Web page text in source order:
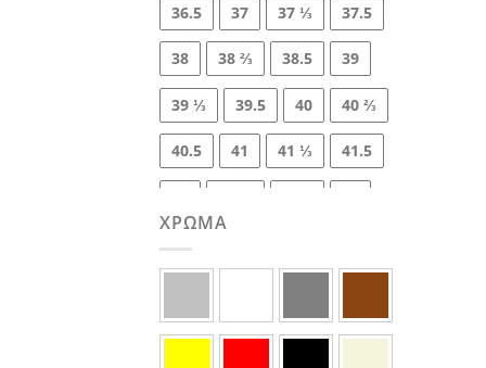
36.5 37 37 ⅓ 37.5
38 38 ⅔ 38.5 39
39 ⅓ 39.5 40 40 ⅔
40.5 41 41 ⅓ 41.5
43 ⅓
46 46 ⅔ 46.5 47
ΧΡΏΜΑ